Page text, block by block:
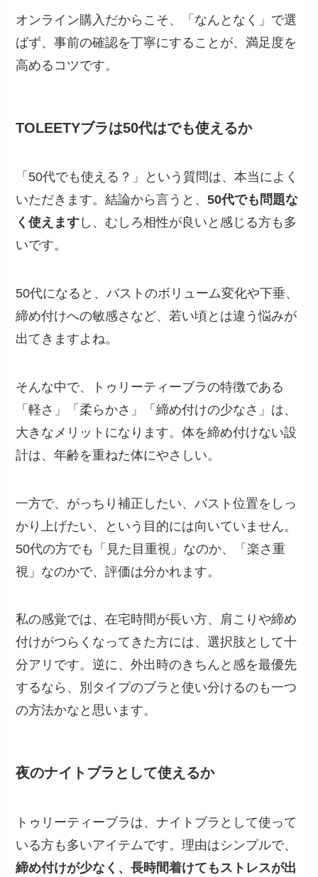
オンライン購入だからこそ、「なんとなく」で選
ばず、事前の確認を丁寧にすることが、満足度を
高めるコツです。
TOLEETYブラは50代はでも使えるか
「50代でも使える？」という質問は、本当によく
いただきます。結論から言うと、50代でも問題な
く使えます し、むしろ相性が良いと感じる方も多
いです。
50代になると、バストのボリューム変化や下垂、
締め付けへの敏感さなど、若い頃とは違う悩みが
出てきますよね。
そんな中で、トゥリーティーブラの特徴である
「軽さ」「柔らかさ」「締め付けの少なさ」は、
大きなメリットになります。体を締め付けない設
計は、年齢を重ねた体にやさしい。
一方で、がっちり補正したい、バスト位置をしっ
かり上げたい、という目的には向いていません。
50代の方でも「見た目重視」なのか、「楽さ重
視」なのかで、評価は分かれます。
私の感覚では、在宅時間が長い方、肩こりや締め
付けがつらくなってきた方には、選択肢として十
分アリです。逆に、外出時のきちんと感を最優先
するなら、別タイプのブラと使い分けるのも一つ
の方法かなと思います。
夜のナイトブラとして使えるか
トゥリーティーブラは、ナイトブラとして使って
いる方も多いアイテムです。理由はシンプルで、
締め付けが少なく、長時間着けてもストレスが出